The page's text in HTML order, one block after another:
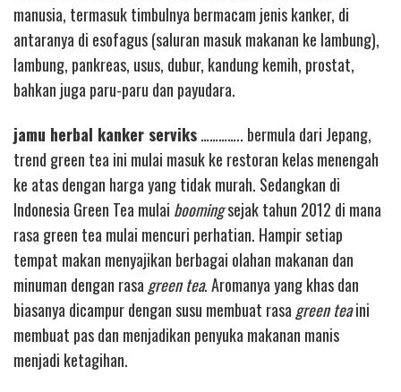
manusia, termasuk timbulnya bermacam jenis kanker, di
antaranya di esofagus (saluran masuk makanan ke lambung),
lambung, pankreas, usus, dubur, kandung kemih, prostat,
bahkan juga paru-paru dan payudara.
jamu herbal kanker serviks………….. bermula dari Jepang,
trend green tea ini mulai masuk ke restoran kelas menengah
ke atas dengan harga yang tidak murah. Sedangkan di
Indonesia Green Tea mulai boomingsejak tahun 2012 di mana
rasa green tea mulai mencuri perhatian. Hampir setiap
tempat makan menyajikan berbagai olahan makanan dan
minuman dengan rasa green tea. Aromanya yang khas dan
biasanya dicampur dengan susu membuat rasa green teaini
membuat pas dan menjadikan penyuka makanan manis
menjadi ketagihan.